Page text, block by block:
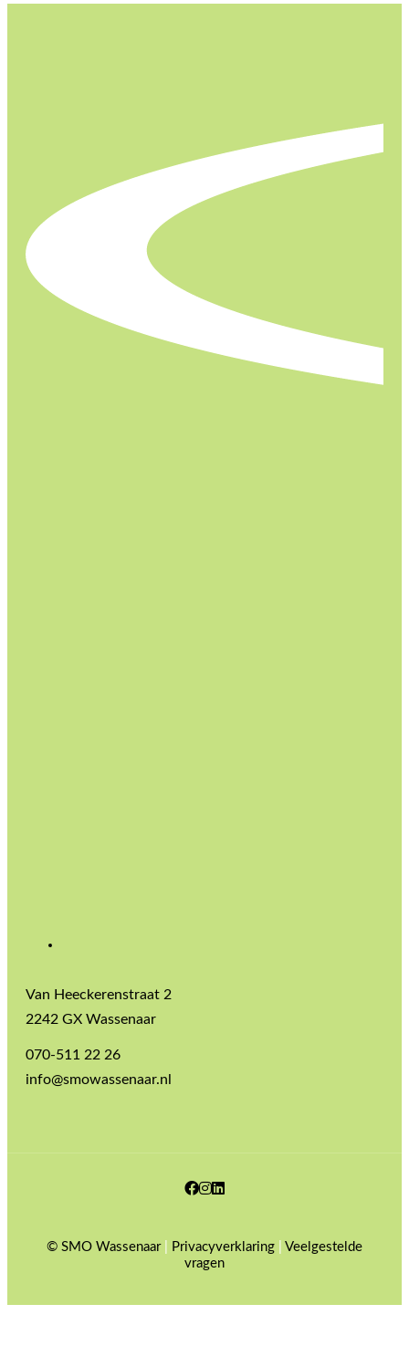
Van Heeckerenstraat 2
2242 GX Wassenaar
070-511 22 26
info@smowassenaar.nl
Facebook
Instagram
© SMO Wassenaar| Privacyverklaring
Veelgestelde
vragen